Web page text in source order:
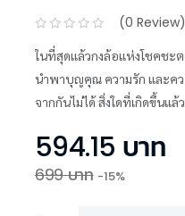
(0 Review)
ในที่สุดแล้วกงล้อแห่งโชคชะ
นำพาบุญคุณ ความรัก และค
จากกันไม่ได้ สิ่งใดที่เกิดขึ้นแ
594.15 บาท
699บาท -15%